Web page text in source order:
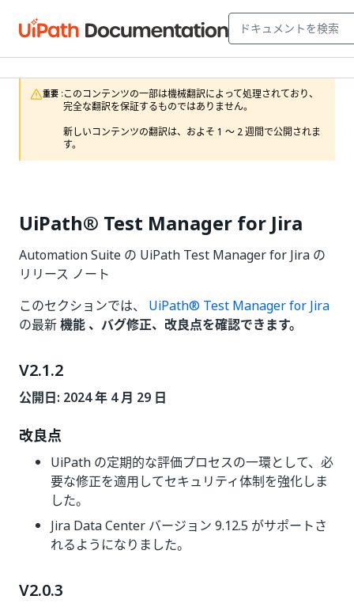
重要 :このコンテンツの一部は機械翻訳によって処理されており、
完全な翻訳を保証するものではありません。
新しいコンテンツの翻訳は、およそ 1 ～ 2 週間で公開されま
す。
UiPath® Test Manager for Jira
Automation Suite の UiPath Test Manager for Jira の
リリース ノート
このセクションでは、
UiPath® Test Manager for Jira
の最新機能 、バグ修正、改良点を確認できます。
V2.1.2
公開日: 2024 年 4 月 29 日
改良点
UiPath の定期的な評価プロセスの一環として、必
要な修正を適用してセキュリティ体制を強化しま
した。
Jira Data Center バージョン 9.12.5 がサポートさ
れるようになりました。
V2.0.3